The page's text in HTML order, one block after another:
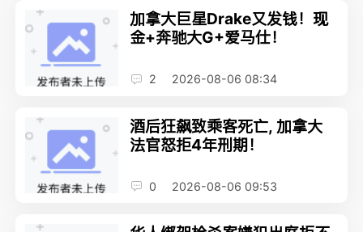
加拿大巨星Drake又发钱！现
金+奔驰大G+爱马仕！
2 2026-08-06 08:34
酒后狂飙致乘客死亡, 加拿大
法官怒拒4年刑期！
0 2026-08-06 09:53